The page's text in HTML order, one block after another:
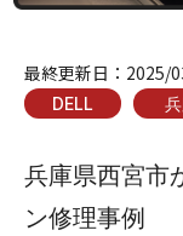
最終更新日： 2025/
DELL
兵庫県西宮市
ン修理事例